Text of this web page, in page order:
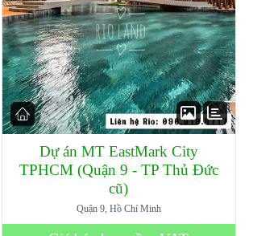
Dự án MT EastMark City
TPHCM (Quận 9 - TP Thủ Đức
cũ)
Quận 9, Hồ Chí Minh